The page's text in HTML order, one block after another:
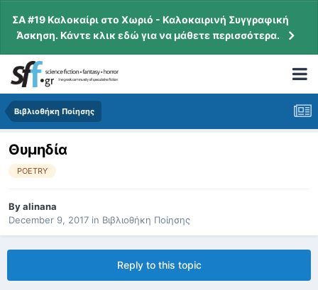
ΣΑ #19 Καλοκαίρι στο Χωριό - Καλοκαιρινή Συγγραφική
Άσκηση. Κάντε κλικ εδώ για να μάθετε περισσότερα.
Βιβλιοθήκη Ποίησης
Θυμηδία
POETRY
Byalinana
December 9, 2017 in Βιβλιοθήκη Ποίησης
Reply to this topic